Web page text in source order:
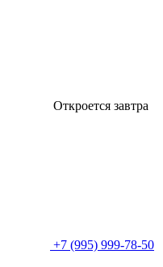
Откроется завтра
+7 (995) 999-78-50